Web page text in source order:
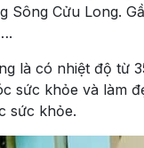
Sông Cửu Long.
là có nhiệt độ từ
sức khỏe và làm
sức khỏe.